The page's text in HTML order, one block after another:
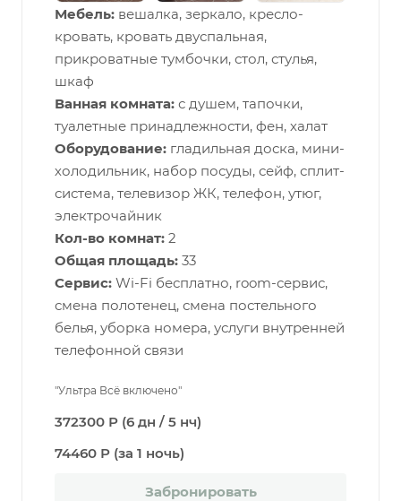
Мебель: вешалка, зеркало, кресло-
кровать, кровать двуспальная,
прикроватные тумбочки, стол, стулья,
шкаф
Ванная комната: с душем, тапочки,
туалетные принадлежности, фен, халат
Оборудование: гладильная доска, мини-
холодильник, набор посуды, сейф, сплит-
система, телевизор ЖК, телефон, утюг,
электрочайник
Кол-во комнат: 2
Общая площадь: 33
Сервис: Wi-Fi бесплатно, room-сервис,
смена полотенец, смена постельного
белья, уборка номера, услуги внутренней
телефонной связи
"Ультра Всё включено"
372300 Р (6 дн / 5 нч)
74460 Р (за 1 ночь)
Забронировать